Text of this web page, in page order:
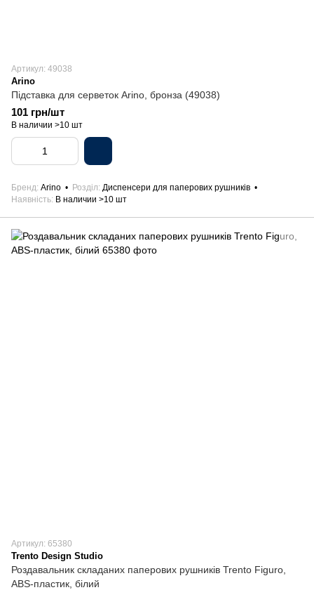
Артикул: 49038
Arino
Підставка для серветок Arino, бронза (49038)
101 грн/шт
В наличии >10 шт
Бренд Arino Розділ Диспенсери для паперових рушників
Наявність В наличии >10 шт
Артикул: 65380
Trento Design Studio
Роздавальник складаних паперових рушників Trento Figuro,
ABS-пластик, білий